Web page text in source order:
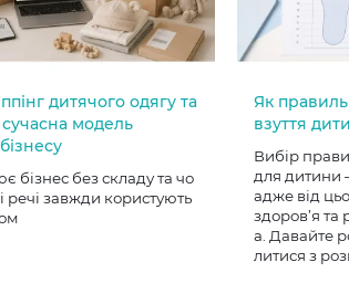
дитячого одягу та
сучасна модель
бізнес без складу та чо
речі завжди користують
Як
взуття
Вибір
для дитини
адже від
здоров’я
а. Давайте
литися з